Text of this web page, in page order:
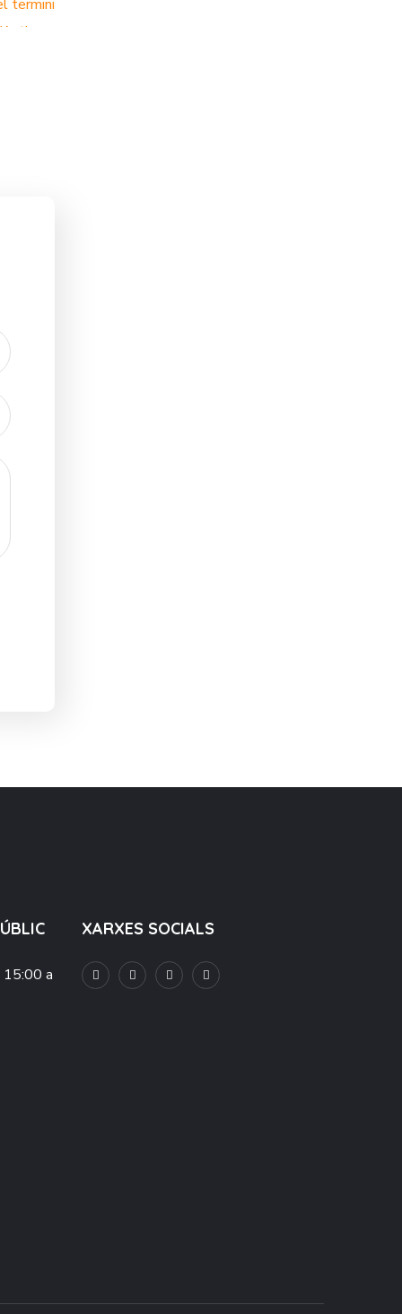
a
XARXES SOCIALS